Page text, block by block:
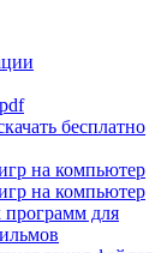
бесплатно
на компьютер
на компьютер
программ для